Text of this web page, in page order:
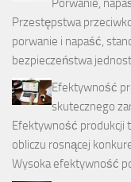
Porwanie,
Przestępstwa
porwanie i napaść,
bezpieczeństwa
Efektywność
skutecznego
Efektywność produkcji
obliczu rosnącej
Wysoka efektywność